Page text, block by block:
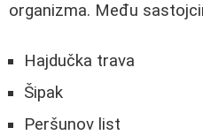
organizma. Među
Hajdučka trava
Šipak
Peršunov list